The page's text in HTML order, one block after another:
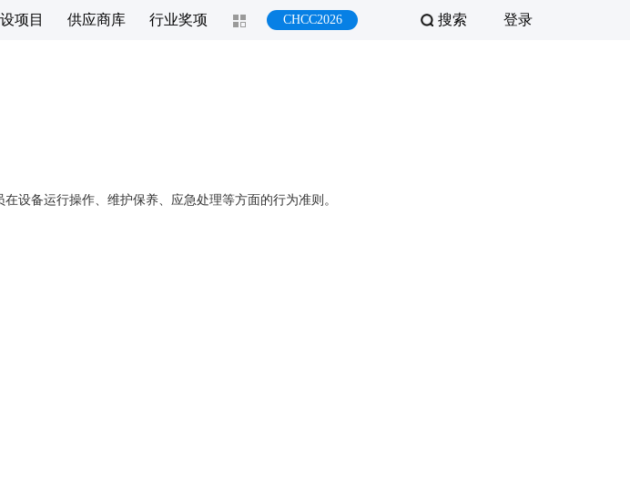
登录
搜索
项目 供应商库 行业奖项 CHCC2026
设备运行操作、维护保养、应急处理等方面的行为准则。